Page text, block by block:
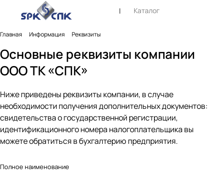
Каталог
Главная Информация Реквизиты
Основные реквизиты компании
ООО ТК «СПК»
Ниже приведены реквизиты компании, в случае
необходимости получения дополнительных документов:
свидетельства о государственной регистрации,
идентификационного номера налогоплательщика вы
можете обратиться в бухгалтерию предприятия.
Полное наименование